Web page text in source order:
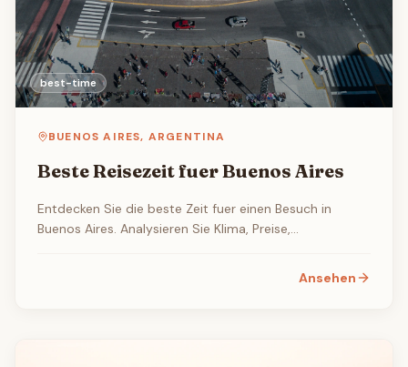
best-time
BUENOS AIRES, ARGENTINA
Beste Reisezeit fuer Buenos Aires
Entdecken Sie die beste Zeit fuer einen Besuch in
Buenos Aires. Analysieren Sie Klima, Preise,
Ansehen